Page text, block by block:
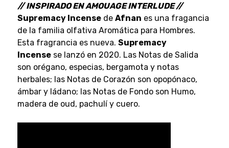
// INSPIRADO EN AMOUAGE INTERLUDE //
Supremacy Incensede Afnan es una fragancia
de la familia olfativa Aromática para Hombres.
Esta fragrancia es nueva. Supremacy
Incensese lanzó en 2020. Las Notas de Salida
son orégano, especias, bergamota y notas
herbales; las Notas de Corazón son opopónaco,
ámbar y ládano; las Notas de Fondo son Humo,
madera de oud, pachulí y cuero.